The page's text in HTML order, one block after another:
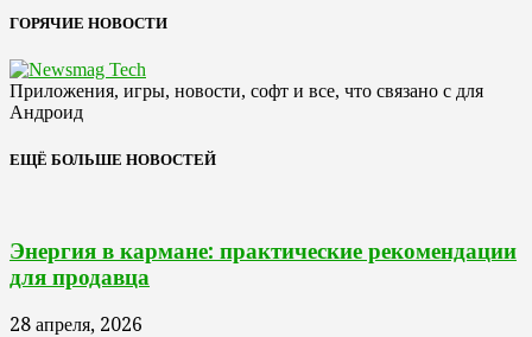
ГОРЯЧИЕ НОВОСТИ
Приложения, игры, новости, софт и все, что связано с для
Андроид
ЕЩЁ БОЛЬШЕ НОВОСТЕЙ
Энергия в кармане: практические рекомендации
для продавца
28 апреля, 2026